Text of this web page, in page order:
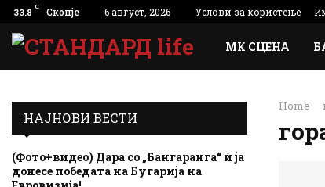
33.8 C Скопје 6 август, 2026 Услови за користење
МК СЦЕНА
Home
НАЈНОВИ ВЕСТИ
(Фото+видео) Дара со „Бангаранга“ ѝ ја
донесе победата на Бугарија на